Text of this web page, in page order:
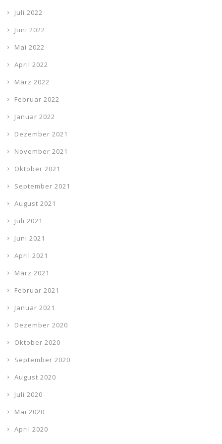
Juli 2022
Juni 2022
Mai 2022
April 2022
März 2022
Februar 2022
Januar 2022
Dezember 2021
November 2021
Oktober 2021
September 2021
August 2021
Juli 2021
Juni 2021
April 2021
März 2021
Februar 2021
Januar 2021
Dezember 2020
Oktober 2020
September 2020
August 2020
Juli 2020
Mai 2020
April 2020